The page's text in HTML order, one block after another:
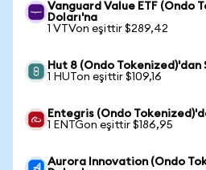
Vanguard Value ETF (Ondo
Doları'na
1 VTVon eşittir $289,42
Hut 8 (Ondo Tokenized)'dan
1 HUTon eşittir $109,16
Entegris (Ondo
1 ENTGon eşittir $186,95
Aurora Innovation (Ondo